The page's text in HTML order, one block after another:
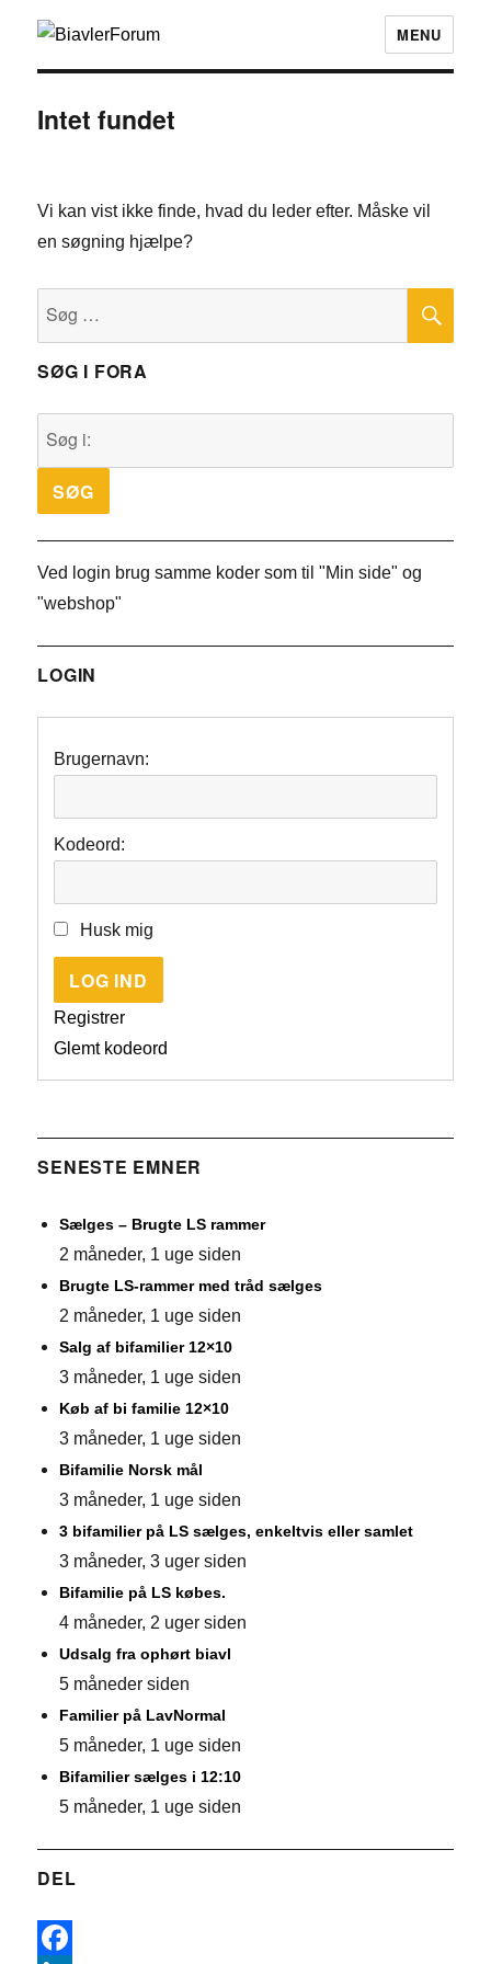
MENU
Intet fundet
Vi kan vist ikke finde, hvad du leder efter. Måske vil
en søgning hjælpe?
SØG I FORA
Ved login brug samme koder som til "Min side" og
"webshop"
LOGIN
Brugernavn:
Kodeord:
Husk mig
LOG IND
Registrer
Glemt kodeord
SENESTE EMNER
Sælges – Brugte LS rammer
2 måneder, 1 uge siden
Brugte LS-rammer med tråd sælges
2 måneder, 1 uge siden
Salg af bifamilier 12×10
3 måneder, 1 uge siden
Køb af bi familie 12×10
3 måneder, 1 uge siden
Bifamilie Norsk mål
3 måneder, 1 uge siden
3 bifamilier på LS sælges, enkeltvis eller samlet
3 måneder, 3 uger siden
Bifamilie på LS købes.
4 måneder, 2 uger siden
Udsalg fra ophørt biavl
5 måneder siden
Familier på LavNormal
5 måneder, 1 uge siden
Bifamilier sælges i 12:10
5 måneder, 1 uge siden
DEL